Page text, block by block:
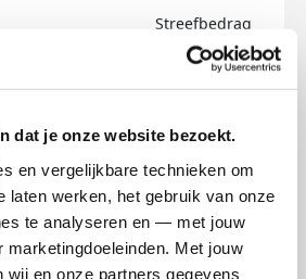
dat je onze website bezoekt.
en vergelijkbare technieken om
laten werken, het gebruik van onze
te analyseren en — met jouw
Met jouw
wij en onze partners gegevens
Streefbedrag
€2.800
badges